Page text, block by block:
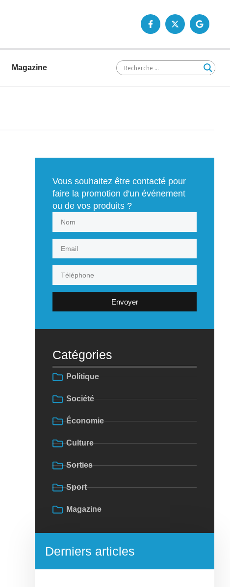
Magazine
Vous souhaitez être contacté pour
faire la promotion d'un événement
ou de vos produits ?
Envoyer
Catégories
Politique
Société
Économie
Culture
Sorties
Sport
Magazine
Derniers articles